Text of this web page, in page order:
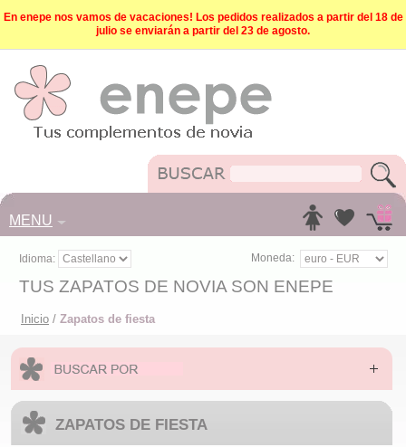
En enepe nos vamos de vacaciones! Los pedidos realizados a partir del 18 de
julio se enviarán a partir del 23 de agosto.
MENU
Idioma: Moneda:
TUS ZAPATOS DE NOVIA SON ENEPE
Inicio / Zapatos de fiesta
ZAPATOS DE FIESTA